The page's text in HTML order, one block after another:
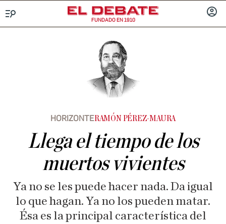
FUNDADO EN 1910
HORIZONTERAMÓN PÉREZ-MAURA
Llega el tiempo de los
muertos vivientes
Ya no se les puede hacer nada. Da igual
lo que hagan. Ya no los pueden matar.
Ésa es la principal característica del